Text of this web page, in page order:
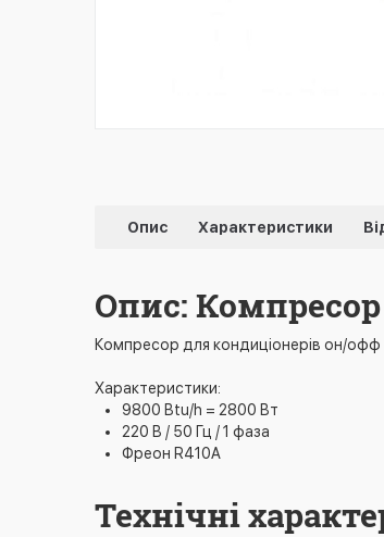
Опис Характеристики
Опис: Компресор
Компресор для кондиціонерів он/офф
Характеристики:
9800 Btu/h = 2800 Вт
220 В / 50 Гц / 1 фаза
Фреон R410A
Технічні